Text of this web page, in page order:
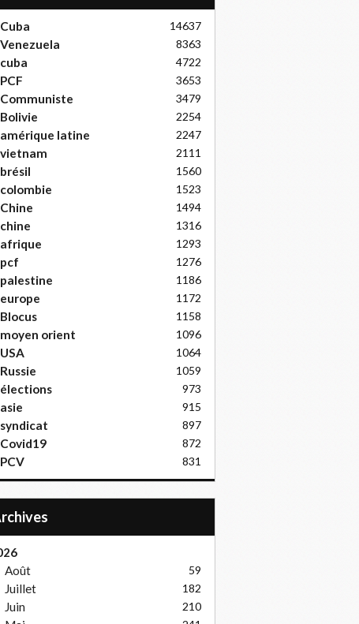
14637
8363
4722
3653
3479
2254
latine 2247
2111
1560
1523
1494
1316
1293
1276
1186
1172
1158
orient 1096
1064
1059
973
915
897
872
831
Archives
Août
59
Juillet 182
Juin 210